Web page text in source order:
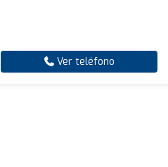
Ver teléfono